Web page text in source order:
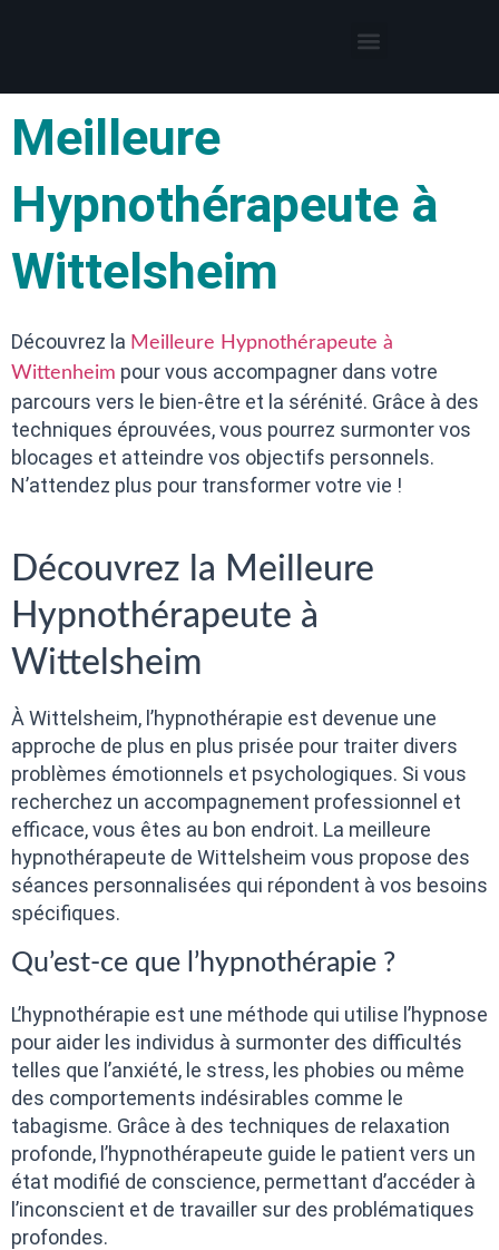
Meilleure
Hypnothérapeute à
Wittelsheim
Découvrez la Meilleure Hypnothérapeute à
Wittenheim pour vous accompagner dans votre
parcours vers le bien-être et la sérénité. Grâce à des
techniques éprouvées, vous pourrez surmonter vos
blocages et atteindre vos objectifs personnels.
N’attendez plus pour transformer votre vie !
Découvrez la Meilleure
Hypnothérapeute à
Wittelsheim
À Wittelsheim, l’hypnothérapie est devenue une
approche de plus en plus prisée pour traiter divers
problèmes émotionnels et psychologiques. Si vous
recherchez un accompagnement professionnel et
efficace, vous êtes au bon endroit. La meilleure
hypnothérapeute de Wittelsheim vous propose des
séances personnalisées qui répondent à vos besoins
spécifiques.
Qu’est-ce que l’hypnothérapie ?
L’hypnothérapie est une méthode qui utilise l’hypnose
pour aider les individus à surmonter des difficultés
telles que l’anxiété, le stress, les phobies ou même
des comportements indésirables comme le
tabagisme. Grâce à des techniques de relaxation
profonde, l’hypnothérapeute guide le patient vers un
état modifié de conscience, permettant d’accéder à
l’inconscient et de travailler sur des problématiques
profondes.